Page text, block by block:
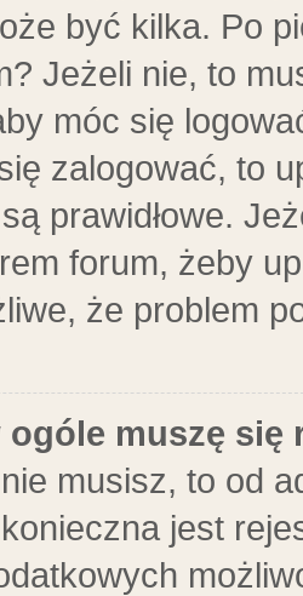
być kilka. Po
Jeżeli nie, to
móc się
zalogować, to
prawidłowe.
forum, żeby
że problem
ogóle muszę się
musisz, to od
jest